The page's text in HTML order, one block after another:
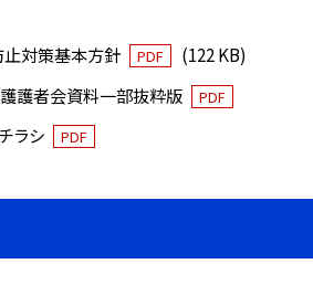
止対策基本方針
PDF
(122 KB)
護者会資料一部抜粋版
PDF
ラシ PDF